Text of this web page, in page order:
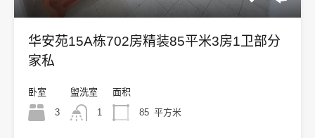
华安苑15A栋702房精装85平米3房1卫部分
家私
卧室
3
盥洗室
1
面积
85 平方米